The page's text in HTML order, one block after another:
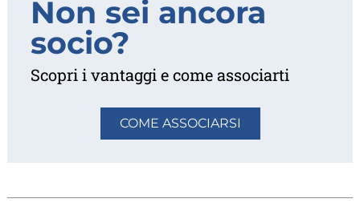
Non sei ancora
socio?
Scopri i vantaggi e come associarti
COME ASSOCIARSI